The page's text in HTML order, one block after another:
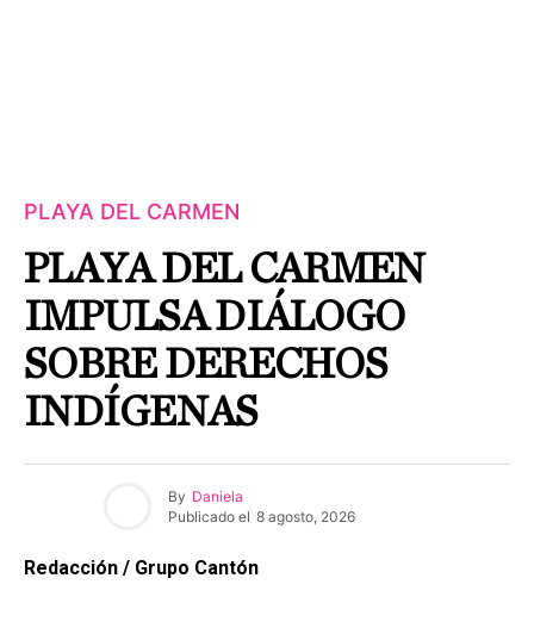
PLAYA DEL CARMEN
PLAYA DEL CARMEN
IMPULSA DIÁLOGO
SOBRE DERECHOS
INDÍGENAS
By Daniela
Publicado el 8 agosto, 2026
Redacción / Grupo Cantón